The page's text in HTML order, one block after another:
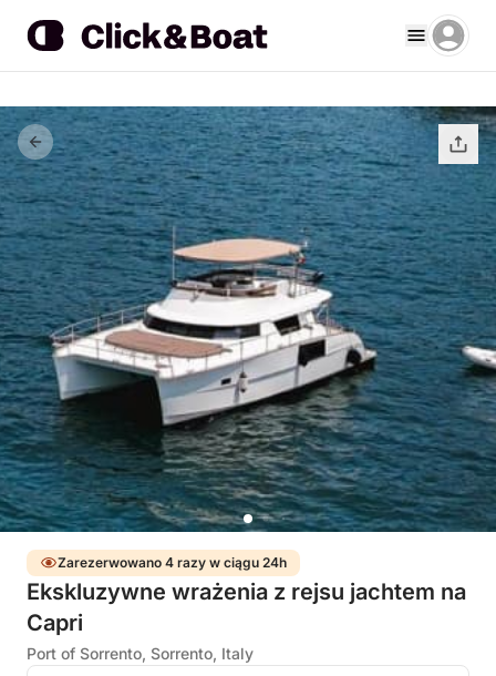
Zarezerwowano 4 razy w ciągu 24h
Ekskluzywne wrażenia z rejsu jachtem na
Capri
Port of Sorrento, Sorrento, Italy